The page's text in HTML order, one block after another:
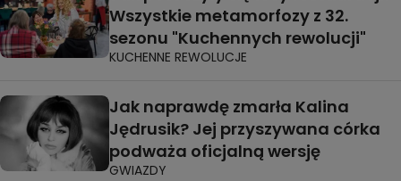
Wszystkie metamorfozy z 32.
sezonu "Kuchennych rewolucji"
KUCHENNE REWOLUCJE
Jak naprawdę zmarła Kalina
Jędrusik? Jej przyszywana córka
podważa oficjalną wersję
GWIAZDY